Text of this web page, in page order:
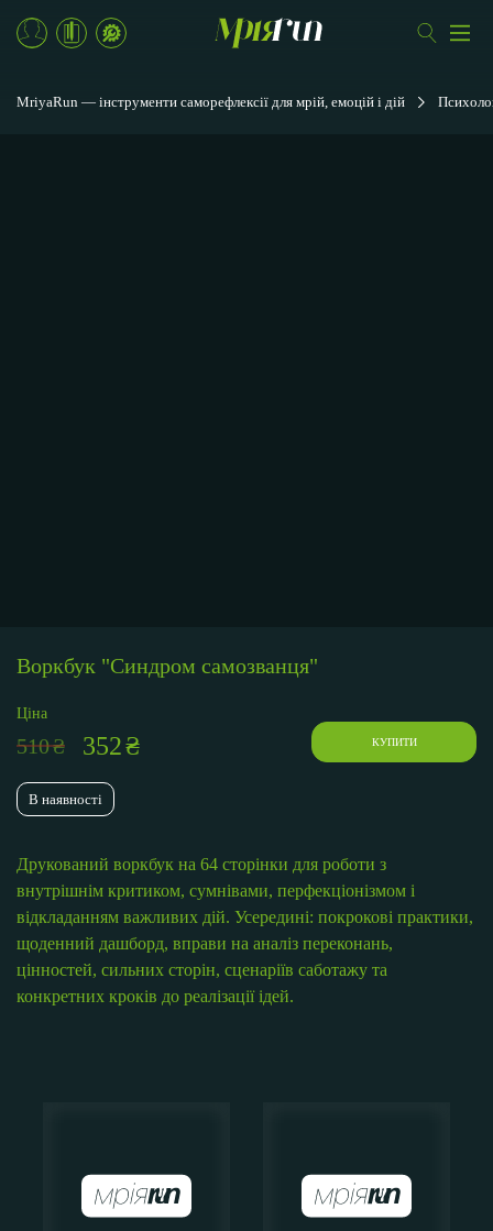
MriyaRun — інструменти саморефлексії для мрій, емоцій і дій
Воркбук "Синдром самозванця"
Ціна
510₴ 352₴ КУПИТИ
В наявності
Друкований воркбук на 64 сторінки для роботи з
внутрішнім критиком, сумнівами, перфекціонізмом і
відкладанням важливих дій. Усередині: покрокові практики,
щоденний дашборд, вправи на аналіз переконань,
цінностей, сильних сторін, сценаріїв саботажу та
конкретних кроків до реалізації ідей.